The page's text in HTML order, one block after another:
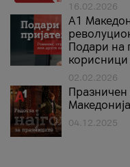
16.02.2026
А1
Подари на
корисници
02.02.2026
Празничен
04.12.2025